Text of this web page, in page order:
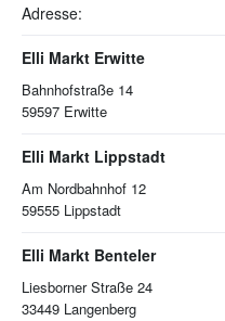
Adresse:
Elli Markt Erwitte
Bahnhofstraße 14
59597 Erwitte
Elli Markt Lippstadt
Am Nordbahnhof 12
59555 Lippstadt
Elli Markt Benteler
Liesborner Straße 24
33449 Langenberg